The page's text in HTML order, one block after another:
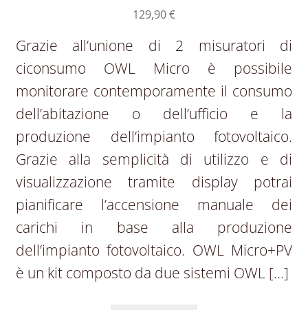
129,90€
Grazie all’unione di 2 misuratori di
ciconsumo OWL Micro è possibile
monitorare contemporamente il consumo
dell’abitazione o dell’ufficio e la
produzione dell’impianto fotovoltaico.
Grazie alla semplicità di utilizzo e di
visualizzazione tramite display potrai
pianificare l’accensione manuale dei
carichi in base alla produzione
dell’impianto fotovoltaico. OWL Micro+PV
è un kit composto da due sistemi OWL […]